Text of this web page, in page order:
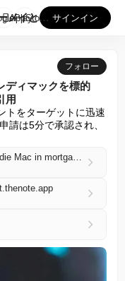
住宅ローン推進でファニーメイとフレディマックを標的に、借り手...
AppStore サインイン
フォロー
ディマックを標的
用
トをターゲットに迅速
請は5分で承認され、
Figure targets Fannie Mae and Freddie Mac in mortgage push, citing massive cost cuts for borrowers